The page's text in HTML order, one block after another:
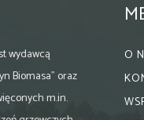
wydawcą
Biomasa” oraz
m.in.
O